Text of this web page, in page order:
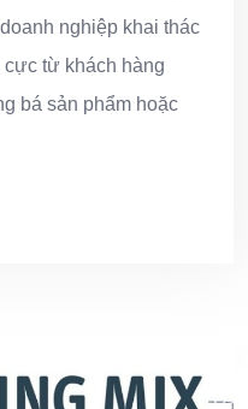
nghiệp khai thác
từ khách hàng
bá sản phẩm hoặc